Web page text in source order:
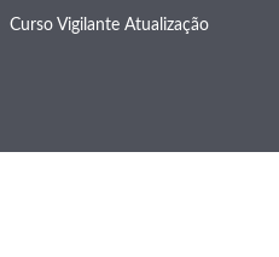
Curso Vigilante Atualização